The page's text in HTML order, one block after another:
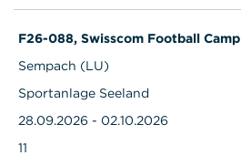
F26-088, Swisscom Football Camp
Sempach (LU)
Sportanlage Seeland
28.09.2026 - 02.10.2026
11